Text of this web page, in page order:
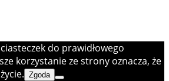
do prawidłowego
korzystanie ze strony oznacza, że
Zgoda